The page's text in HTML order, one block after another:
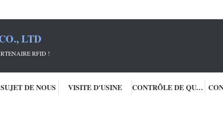
LTD
RFID !
DE NOUS VISITE D'USINE CONTRÔLE DE QUALITÉ